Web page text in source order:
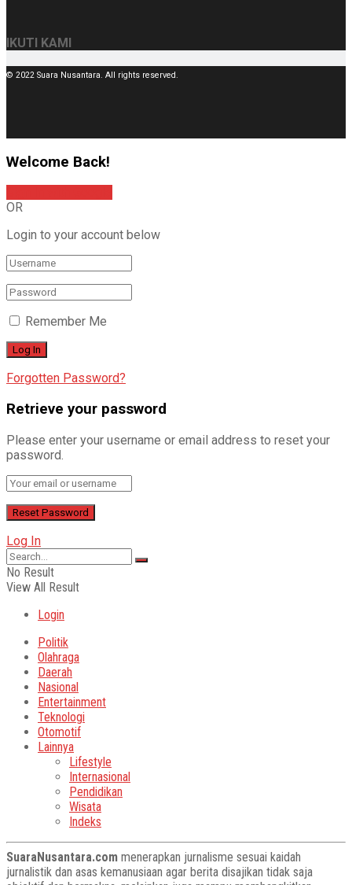
IKUTI KAMI
© 2022 Suara Nusantara. All rights reserved.
Welcome Back!
OR
Login to your account below
Remember Me
Forgotten Password?
Retrieve your password
Please enter your username or email address to reset your
password.
Log In
No Result
View All Result
Login
Politik
Olahraga
Daerah
Nasional
Entertainment
Teknologi
Otomotif
Lainnya
Lifestyle
Internasional
Pendidikan
Wisata
Indeks
SuaraNusantara.com menerapkan jurnalisme sesuai kaidah
jurnalistik dan asas kemanusiaan agar berita disajikan tidak saja